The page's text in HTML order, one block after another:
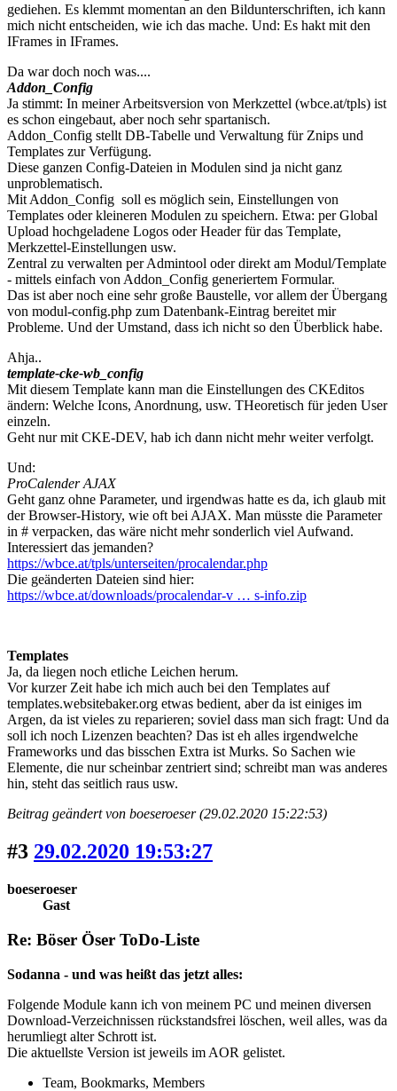
gediehen. Es klemmt momentan an den Bildunterschriften, ich kann
mich nicht entscheiden, wie ich das mache. Und: Es hakt mit den
IFrames in IFrames.
Da war doch noch was....
Addon_Config
Ja stimmt: In meiner Arbeitsversion von Merkzettel (wbce.at/tpls) ist
es schon eingebaut, aber noch sehr spartanisch.
Addon_Config stellt DB-Tabelle und Verwaltung für Znips und
Templates zur Verfügung.
Diese ganzen Config-Dateien in Modulen sind ja nicht ganz
unproblematisch.
Mit Addon_Config soll es möglich sein, Einstellungen von
Templates oder kleineren Modulen zu speichern. Etwa: per Global
Upload hochgeladene Logos oder Header für das Template,
Merkzettel-Einstellungen usw.
Zentral zu verwalten per Admintool oder direkt am Modul/Template
- mittels einfach von Addon_Config generiertem Formular.
Das ist aber noch eine sehr große Baustelle, vor allem der Übergang
von modul-config.php zum Datenbank-Eintrag bereitet mir
Probleme. Und der Umstand, dass ich nicht so den Überblick habe.
Ahja..
template-cke-wb_config
Mit diesem Template kann man die Einstellungen des CKEditos
ändern: Welche Icons, Anordnung, usw. THeoretisch für jeden User
einzeln.
Geht nur mit CKE-DEV, hab ich dann nicht mehr weiter verfolgt.
Und:
ProCalender AJAX
Geht ganz ohne Parameter, und irgendwas hatte es da, ich glaub mit
der Browser-History, wie oft bei AJAX. Man müsste die Parameter
in # verpacken, das wäre nicht mehr sonderlich viel Aufwand.
Interessiert das jemanden?
https://wbce.at/tpls/unterseiten/procalendar.php
Die geänderten Dateien sind hier:
https://wbce.at/downloads/procalendar-v … s-info.zip
Templates
Ja, da liegen noch etliche Leichen herum.
Vor kurzer Zeit habe ich mich auch bei den Templates auf
templates.websitebaker.org etwas bedient, aber da ist einiges im
Argen, da ist vieles zu reparieren; soviel dass man sich fragt: Und da
soll ich noch Lizenzen beachten? Das ist eh alles irgendwelche
Frameworks und das bisschen Extra ist Murks. So Sachen wie
Elemente, die nur scheinbar zentriert sind; schreibt man was anderes
hin, steht das seitlich raus usw.
Beitrag geändert von boeseroeser (29.02.2020 15:22:53)
#3 29.02.2020 19:53:27
boeseroeser
Gast
Re: Böser Öser ToDo-Liste
Sodanna - und was heißt das jetzt alles:
Folgende Module kann ich von meinem PC und meinen diversen
Download-Verzeichnissen rückstandsfrei löschen, weil alles, was da
herumliegt alter Schrott ist.
Die aktuellste Version ist jeweils im AOR gelistet.
Team, Bookmarks, Members